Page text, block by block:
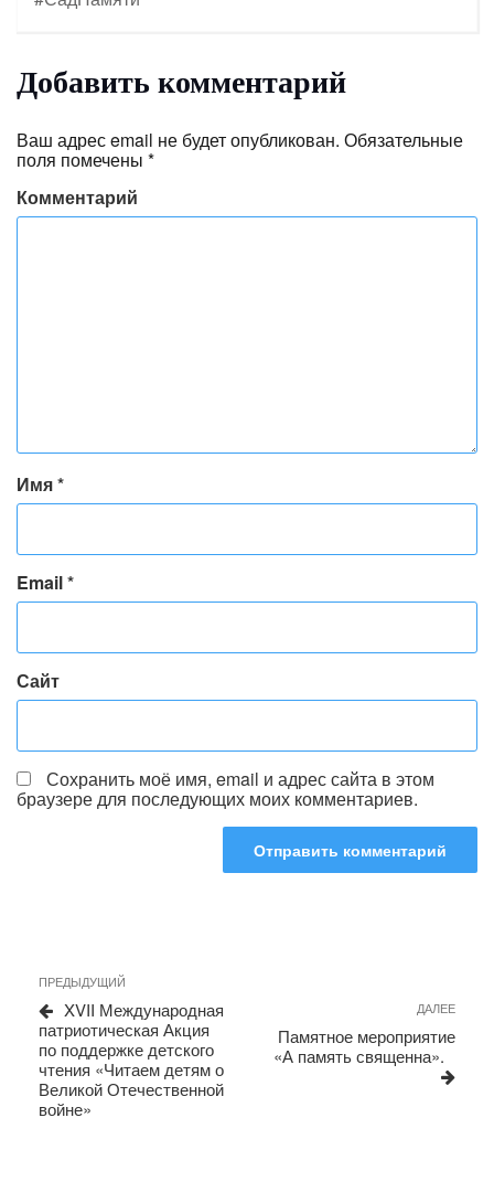
Добавить комментарий
Ваш адрес email не будет опубликован. Обязательные
поля помечены *
Комментарий
Имя*
Email*
Сайт
Сохранить моё имя, email и адрес сайта в этом
браузере для последующих моих комментариев.
Навигация
по
записям
Предыдущая
запись
ПРЕДЫДУЩИЙ
XVII Международная
патриотическая Акция
по поддержке детского
чтения «Читаем детям о
Великой Отечественной
войне»
ДАЛЕЕ
Памятное мероприятие
«А память священна».